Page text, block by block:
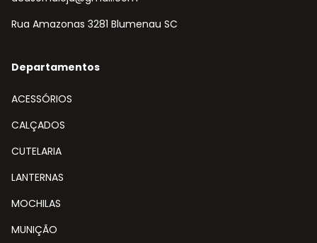
Rua Amazonas 3281 Blumenau SC
Departamentos
ACESSÓRIOS
CALÇADOS
CUTELARIA
LANTERNAS
MOCHILAS
MUNIÇÃO